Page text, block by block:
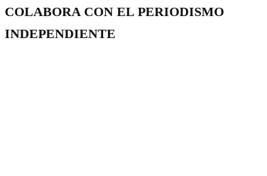
COLABORA CON EL PERIODISMO
INDEPENDIENTE